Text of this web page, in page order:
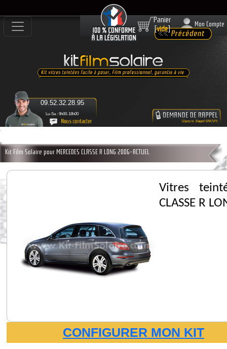
Lu-Sa : 9h00-18h00
09.52.32.28.95
Panier
[vide]
Mon Compte
Kit Film Solaire pour MERCEDES CLASSE R LONG 2006-ACTUEL
Vitres
CLASSE R
CONFIGURER MON KIT